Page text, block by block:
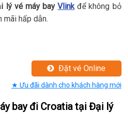
lý vé máy bayVlink để không bỏ
mãi hấp dẫn.
Đặt vé Online
★ Ưu đãi dành cho khách hàng mới
bay đi Croatia tại Đại lý